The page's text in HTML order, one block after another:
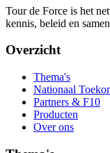
Tour de Force is het
kennis, beleid en
Overzicht
Thema's
Nationaal
Partners & F10
Producten
Over ons